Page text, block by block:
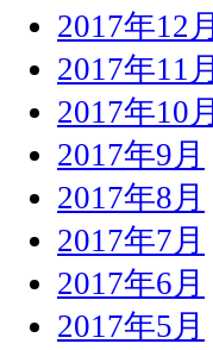
2017年12月
2017年11月
2017年10月
2017年9月
2017年8月
2017年7月
2017年6月
2017年5月